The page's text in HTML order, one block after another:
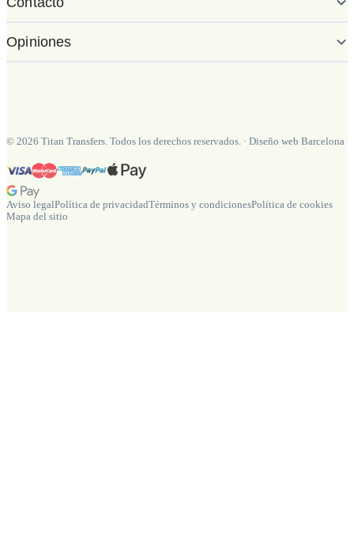
Opiniones
© 2026 Titan Transfers. Todos los derechos reservados. · Diseño web Barcelona
Aviso legalPolítica de privacidadTérminos y condicionesPolítica de cookies
Mapa del sitio